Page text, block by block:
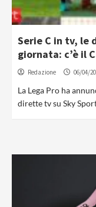
Serie C in tv, le
giornata: c’è il
Redazione 06/04/
La Lega Pro ha
dirette tv su Sky